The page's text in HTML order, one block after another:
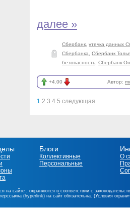
далее »
Сбербанк утечка данных
Сбербанка
Сбербанк
безопасность Сбербанк
+4.00 Автор:
1 2 3 4 5 следующая
Блоги
Коллективные
Персональные
О
на сайте , охраняются в соответствии с
(hyperlink) на сайт обязательна. (Условия